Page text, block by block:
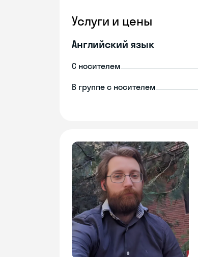
Услуги и цены
Английский язык
С носителем
В группе с носителем